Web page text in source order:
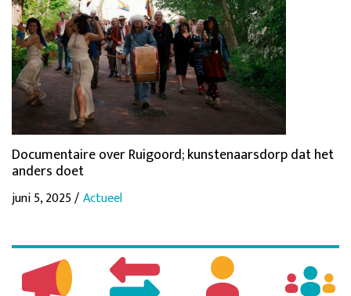
Documentaire over Ruigoord; kunstenaarsdorp dat het
anders doet
juni 5, 2025 /Actueel